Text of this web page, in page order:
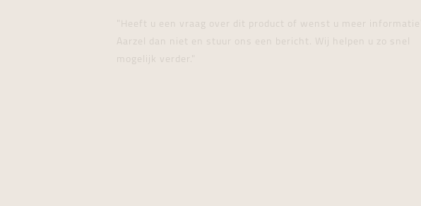
"Heeft u een vraag over dit product of wenst u meer informatie?
Aarzel dan niet en stuur ons een bericht. Wij helpen u zo snel
mogelijk verder."